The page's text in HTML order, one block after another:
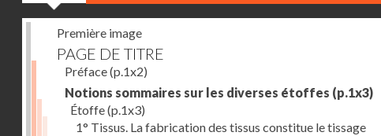
Première image
PAGE DE TITRE
Préface(p.1x2)
Notions sommaires sur les diverses étoffes (p.1x3)
Étoffe(p.1x3)
1° Tissus. La fabrication des tissus constitue le tissage